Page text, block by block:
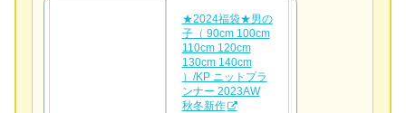
★2024福袋★男の
子（ 90cm 100cm
110cm 120cm
130cm 140cm
）/KP ニットプラ
ンナー 2023AW
秋冬新作